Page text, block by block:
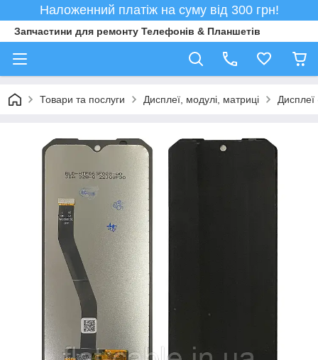
Наложенний платіж на суму від 300 грн!
Запчастини для ремонту Телефонів & Планшетів
Товари та послуги Дисплеї, модулі, матриці